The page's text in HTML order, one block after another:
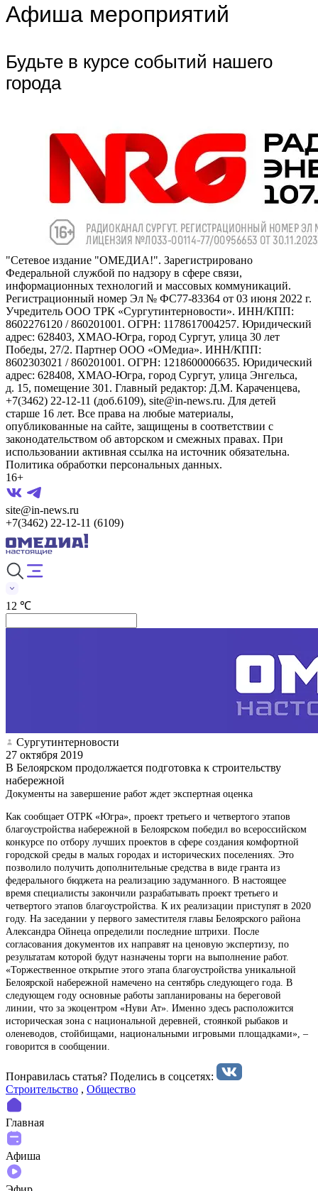
Афиша мероприятий
Будьте в курсе событий нашего
города
"Сетевое издание "ОМЕДИА!". Зарегистрировано
Федеральной службой по надзору в сфере связи,
информационных технологий и массовых коммуникаций.
Регистрационный номер Эл № ФС77-83364 от 03 июня 2022 г.
Учредитель ООО ТРК «Сургутинтерновости». ИНН/КПП:
8602276120 / 860201001. ОГРН: 1178617004257. Юридический
адрес: 628403, ХМАО-Югра, город Сургут, улица 30 лет
Победы, 27/2. Партнер ООО «ОМедиа». ИНН/КПП:
8602303021 / 860201001. ОГРН: 1218600006635. Юридический
адрес: 628408, ХМАО-Югра, город Сургут, улица Энгельса,
д. 15, помещение 301. Главный редактор: Д.М. Караченцева,
+7(3462) 22-12-11 (доб.6109), site@in-news.ru. Для детей
старше 16 лет. Все права на любые материалы,
опубликованные на сайте, защищены в соответствии с
законодательством об авторском и смежных правах. При
использовании активная ссылка на источник обязательна.
Политика обработки персональных данных.
16+
site@in-news.ru
+7(3462) 22-12-11 (6109)
12 ℃
Сургутинтерновости
27 октября 2019
В Белоярском продолжается подготовка к строительству
набережной
Документы на завершение работ ждет экспертная оценка
Как сообщает ОТРК «Югра», проект третьего и четвертого этапов
благоустройства набережной в Белоярском победил во всероссийском
конкурсе по отбору лучших проектов в сфере создания комфортной
городской среды в малых городах и исторических поселениях. Это
позволило получить дополнительные средства в виде гранта из
федерального бюджета на реализацию задуманного. В настоящее
время специалисты закончили разрабатывать проект третьего и
четвертого этапов благоустройства. К их реализации приступят в 2020
году. На заседании у первого заместителя главы Белоярского района
Александра Ойнеца определили последние штрихи. После
согласования документов их направят на ценовую экспертизу, по
результатам которой будут назначены торги на выполнение работ.
«Торжественное открытие этого этапа благоустройства уникальной
Белоярской набережной намечено на сентябрь следующего года. В
следующем году основные работы запланированы на береговой
линии, что за экоцентром «Нуви Ат». Именно здесь расположится
историческая зона с национальной деревней, стоянкой рыбаков и
оленеводов, стойбищами, национальными игровыми площадками», –
говорится в сообщении.
Понравилась статья? Поделиcь в соцсетях:
Строительство , Общество
Главная
Афиша